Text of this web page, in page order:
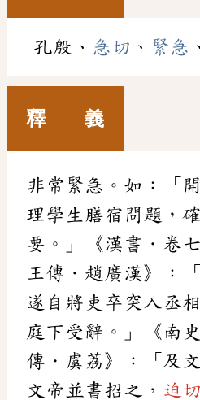
孔殷、 急切 、 緊急 、
釋 義
非常緊急。如：「
理學生膳宿問題，
要。」《漢書．卷
王傳．趙廣漢》：
遂自將吏卒突入丞
庭下受辭。」《南
傳．虞荔》：「及
文帝並書招之， 迫切